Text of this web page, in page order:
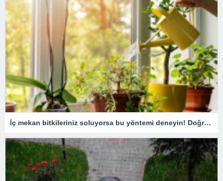
İç mekan bitkileriniz soluyorsa bu yöntemi deneyin! Doğru bakım teknikleri ile capcanlı kalacak